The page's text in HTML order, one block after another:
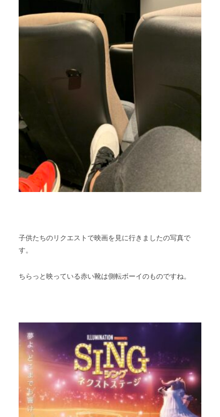
子供たちのリクエストで映画を見に行きましたの写真で
す。
ちらっと映っている赤い靴は側転ボーイのものですね。